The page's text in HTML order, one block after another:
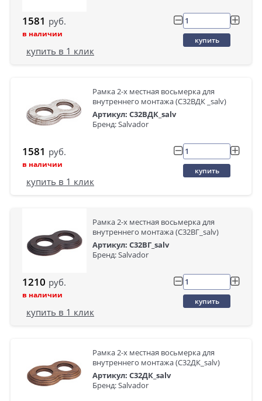
1581 руб.
в наличии
купить
купить в 1 клик
Рамка 2-х местная восьмерка для
внутреннего монтажа (С32ВДК _salv)
Артикул: С32ВДК_salv
Бренд: Salvador
1581 руб.
в наличии
купить
купить в 1 клик
Рамка 2-х местная восьмерка для
внутреннего монтажа (С32ВГ_salv)
Артикул: С32ВГ_salv
Бренд: Salvador
1210 руб.
в наличии
купить
купить в 1 клик
Рамка 2-х местная восьмерка для
внутреннего монтажа (С32ДК_salv)
Артикул: С32ДК_salv
Бренд: Salvador